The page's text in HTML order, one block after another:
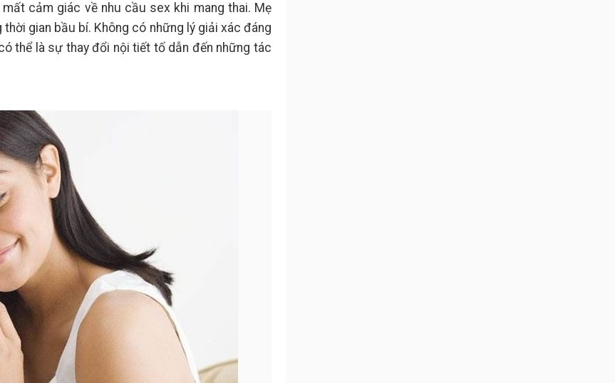
cảm giác về nhu cầu sex khi mang thai. Mẹ
gian bầu bí. Không có những lý giải xác đáng
thể là sự thay đổi nội tiết tố dẫn đến những tác